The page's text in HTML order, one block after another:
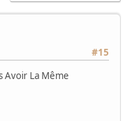
#15
Avoir La Même